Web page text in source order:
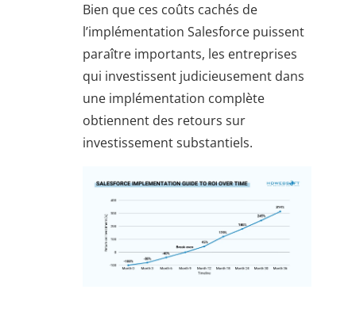
Bien que ces coûts cachés de
l’implémentation Salesforce puissent
paraître importants, les entreprises
qui investissent judicieusement dans
une implémentation complète
obtiennent des retours sur
investissement substantiels.